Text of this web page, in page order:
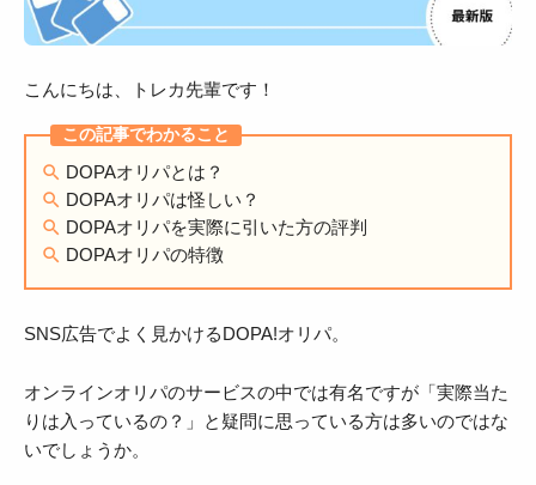
こんにちは、トレカ先輩です！
DOPAオリパとは？
DOPAオリパは怪しい？
DOPAオリパを実際に引いた方の評判
DOPAオリパの特徴
SNS広告でよく見かけるDOPA!オリパ。
オンラインオリパのサービスの中では有名ですが「実際当た
りは入っているの？」と疑問に思っている方は多いのではな
いでしょうか。